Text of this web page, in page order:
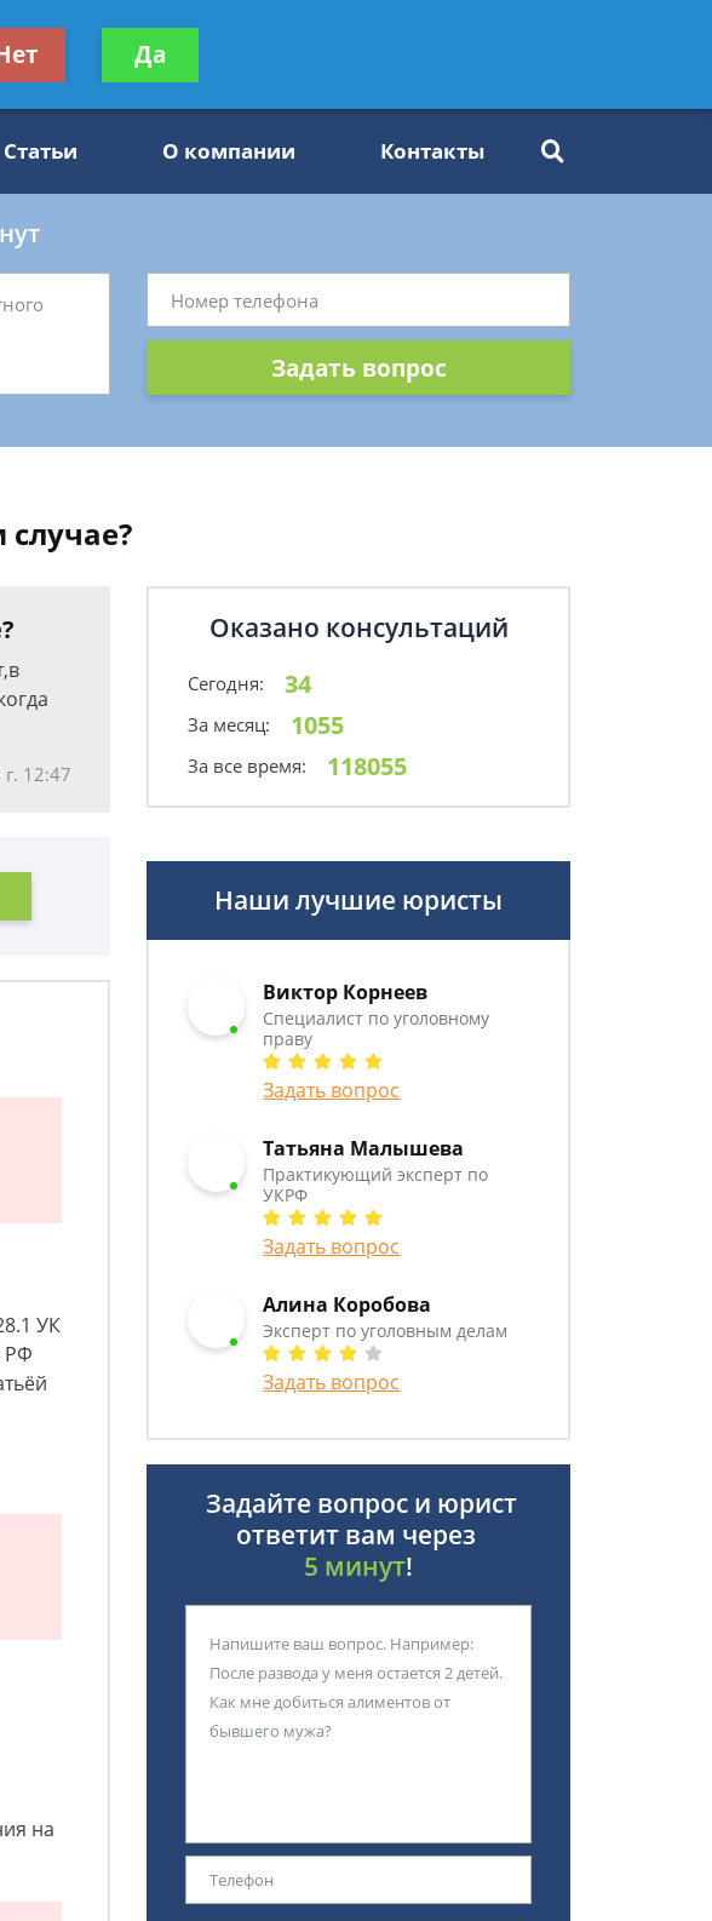
Получите консультацию
бесплатно
Статьи О компании Контакты
Задать вопрос
12:47
УК
РФ
на
Оказано консультаций
Сегодня: 34
За месяц: 1055
За все время: 118055
Наши лучшие юристы
Виктор Корнеев
Cпециалист по уголовному
праву
Задать вопрос
Татьяна Малышева
Практикующий эксперт по
УКРФ
Задать вопрос
Алина Коробова
Эксперт по уголовным делам
Задать вопрос
Задайте вопрос и юрист
ответит вам через
5 минут!
Да